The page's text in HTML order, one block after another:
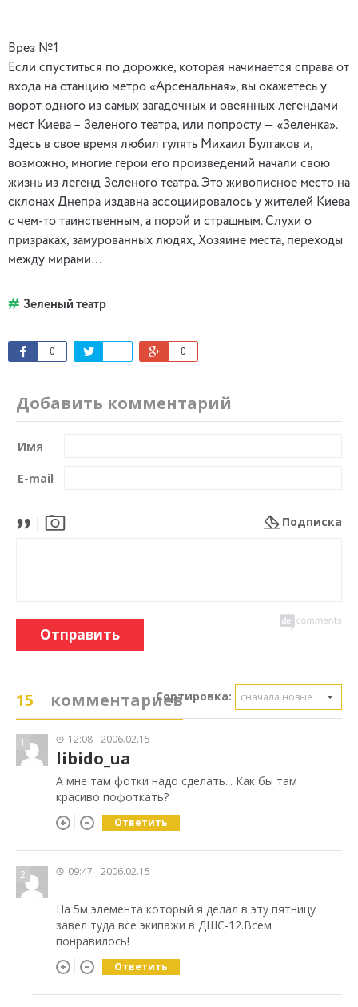
Врез №1
Если спуститься по дорожке, которая начинается справа от
входа на станцию метро «Арсенальная», вы окажетесь у
ворот одного из самых загадочных и овеянных легендами
мест Киева – Зеленого театра, или попросту — «Зеленка».
Здесь в свое время любил гулять Михаил Булгаков и,
возможно, многие герои его произведений начали свою
жизнь из легенд Зеленого театра. Это живописное место на
склонах Днепра издавна ассоциировалось у жителей Киева
с чем-то таинственным, а порой и страшным. Слухи о
призраках, замурованных людях, Хозяине места, переходы
между мирами…
Зеленый театр
0 0
Добавить комментарий
Имя
E-mail
Подписка
Отправить
15 комментариевСортировка: сначала новые
1 12:08 2006.02.15
libido_ua
А мне там фотки надо сделать... Как бы там
красиво пофоткать?
Ответить
2 09:47 2006.02.15
На 5м элемента который я делал в эту пятницу
завел туда все экипажи в ДШС-12.Всем
понравилось!
Ответить